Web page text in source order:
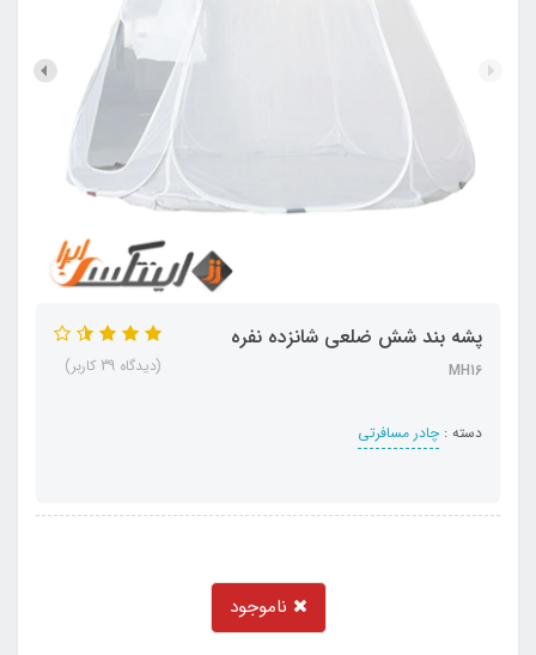
پشه بند شش ضلعی شانزده نفره
MH16
دسته : چادر مسافرتی
(دیدگاه 39 کاربر)
ناموجود